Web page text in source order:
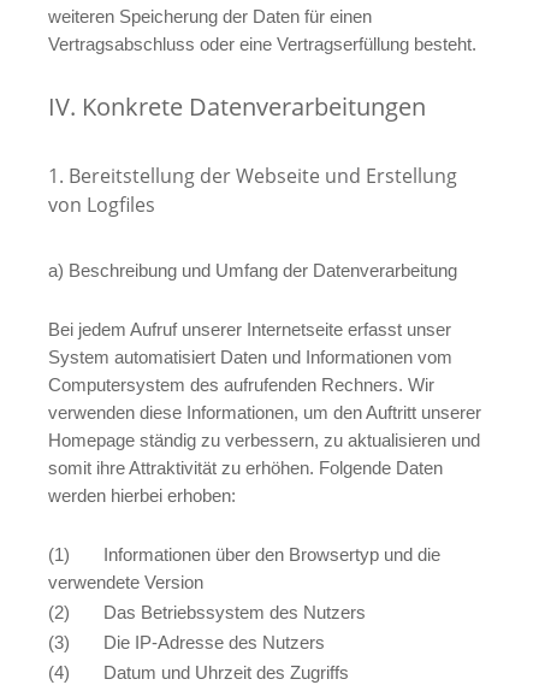
weiteren Speicherung der Daten für einen
Vertragsabschluss oder eine Vertragserfüllung besteht.
IV. Konkrete Datenverarbeitungen
1. Bereitstellung der Webseite und Erstellung
von Logfiles
a) Beschreibung und Umfang der Datenverarbeitung
Bei jedem Aufruf unserer Internetseite erfasst unser
System automatisiert Daten und Informationen vom
Computersystem des aufrufenden Rechners. Wir
verwenden diese Informationen, um den Auftritt unserer
Homepage ständig zu verbessern, zu aktualisieren und
somit ihre Attraktivität zu erhöhen. Folgende Daten
werden hierbei erhoben:
(1) Informationen über den Browsertyp und die
verwendete Version
(2) Das Betriebssystem des Nutzers
(3) Die IP-Adresse des Nutzers
(4) Datum und Uhrzeit des Zugriffs